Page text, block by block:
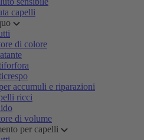
capelli
di colore
accumuli e riparazioni
ricci
di volume
per capelli